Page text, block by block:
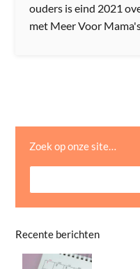
ouders is eind 2021
met Meer Voor
Zoek op onze site…
Recente berichten